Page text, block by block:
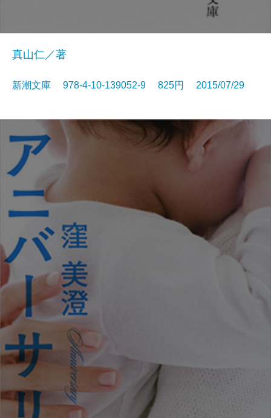
真山仁／著
新潮文庫 978-4-10-139052-9 825円 2015/07/29